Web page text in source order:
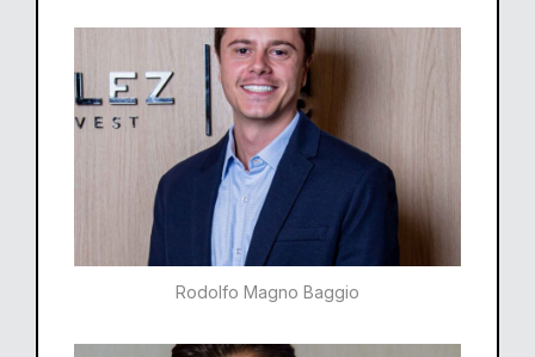
Rodolfo Magno Baggio​​